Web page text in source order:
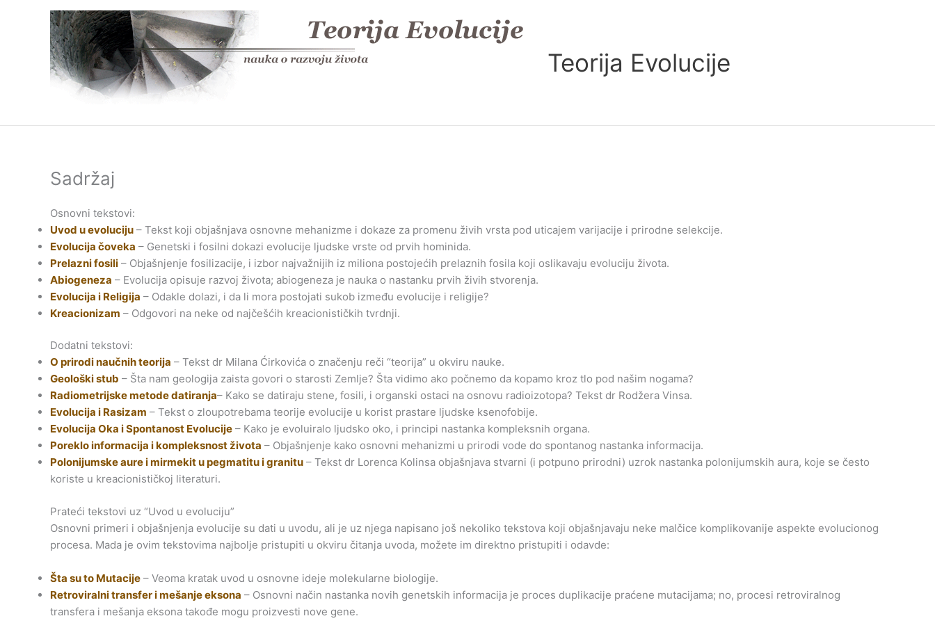
Teorija Evolucije
Sadržaj
Osnovni tekstovi:
Uvod u evoluciju – Tekst koji objašnjava osnovne mehanizme i dokaze za promenu živih vrsta pod uticajem varijacije i prirodne selekcije.
Evolucija čoveka – Genetski i fosilni dokazi evolucije ljudske vrste od prvih hominida.
Prelazni fosili – Objašnjenje fosilizacije, i izbor najvažnijih iz miliona postojećih prelaznih fosila koji oslikavaju evoluciju života.
Abiogeneza – Evolucija opisuje razvoj života; abiogeneza je nauka o nastanku prvih živih stvorenja.
Evolucija i Religija – Odakle dolazi, i da li mora postojati sukob između evolucije i religije?
Kreacionizam – Odgovori na neke od najčešćih kreacionističkih tvrdnji.
Dodatni tekstovi:
O prirodi naučnih teorija – Tekst dr Milana Ćirkovića o značenju reči “teorija” u okviru nauke.
Geološki stub – Šta nam geologija zaista govori o starosti Zemlje? Šta vidimo ako počnemo da kopamo kroz tlo pod našim nogama?
Radiometrijske metode datiranja– Kako se datiraju stene, fosili, i organski ostaci na osnovu radioizotopa? Tekst dr Rodžera Vinsa.
Evolucija i Rasizam – Tekst o zloupotrebama teorije evolucije u korist prastare ljudske ksenofobije.
Evolucija Oka i Spontanost Evolucije – Kako je evoluiralo ljudsko oko, i principi nastanka kompleksnih organa.
Poreklo informacija i kompleksnost života – Objašnjenje kako osnovni mehanizmi u prirodi vode do spontanog nastanka informacija.
Polonijumske aure i mirmekit u pegmatitu i granitu – Tekst dr Lorenca Kolinsa objašnjava stvarni (i potpuno prirodni) uzrok nastanka polonijumskih aura, koje se često
koriste u kreacionističkoj literaturi.
Prateći tekstovi uz “Uvod u evoluciju”
Osnovni primeri i objašnjenja evolucije su dati u uvodu, ali je uz njega napisano još nekoliko tekstova koji objašnjavaju neke malčice komplikovanije aspekte evolucionog
procesa. Mada je ovim tekstovima najbolje pristupiti u okviru čitanja uvoda, možete im direktno pristupiti i odavde:
Šta su to Mutacije – Veoma kratak uvod u osnovne ideje molekularne biologije.
Retroviralni transfer i mešanje eksona – Osnovni način nastanka novih genetskih informacija je proces duplikacije praćene mutacijama; no, procesi retroviralnog
transfera i mešanja eksona takođe mogu proizvesti nove gene.